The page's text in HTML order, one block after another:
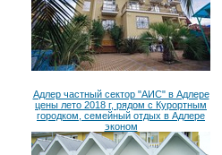
Адлер частный сектор "АИС" в Адлере
цены лето 2018 г, рядом с Курортным
городком, семейный отдых в Адлере
эконом